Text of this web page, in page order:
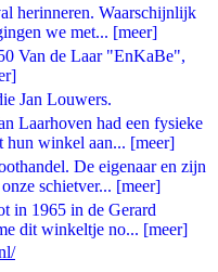
herinneren. Waarschijnlijk
we met... [meer]
Van de Laar "EnKaBe",
Jan Louwers.
Laarhoven had een fysieke
hun winkel aan... [meer]
De eigenaar en zijn
schietver... [meer]
in 1965 in de Gerard
dit winkeltje no... [meer]